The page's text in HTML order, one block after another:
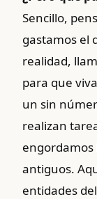
Sencillo,
gastamos el
realidad,
para que
un sin
realizan
engordamos
antiguos.
entidades